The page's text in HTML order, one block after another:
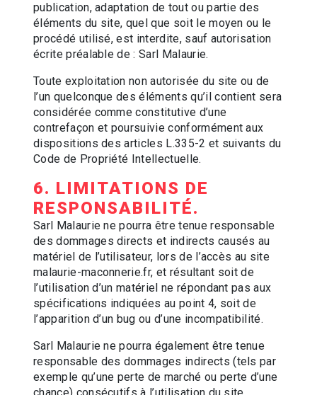
publication, adaptation de tout ou partie des
éléments du site, quel que soit le moyen ou le
procédé utilisé, est interdite, sauf autorisation
écrite préalable de : Sarl Malaurie.
Toute exploitation non autorisée du site ou de
l’un quelconque des éléments qu’il contient sera
considérée comme constitutive d’une
contrefaçon et poursuivie conformément aux
dispositions des articles L.335-2 et suivants du
Code de Propriété Intellectuelle.
6. LIMITATIONS DE
RESPONSABILITÉ.
Sarl Malaurie ne pourra être tenue responsable
des dommages directs et indirects causés au
matériel de l’utilisateur, lors de l’accès au site
malaurie-maconnerie.fr, et résultant soit de
l’utilisation d’un matériel ne répondant pas aux
spécifications indiquées au point 4, soit de
l’apparition d’un bug ou d’une incompatibilité.
Sarl Malaurie ne pourra également être tenue
responsable des dommages indirects (tels par
exemple qu’une perte de marché ou perte d’une